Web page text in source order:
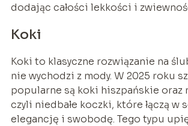
dodając całości lekkości i
Koki
Koki to klasyczne rozwiązanie na
nie wychodzi z mody. W 2025 roku
popularne są koki hiszpańskie oraz
czyli niedbałe koczki, które łączą w
elegancję i swobodę. Tego typu